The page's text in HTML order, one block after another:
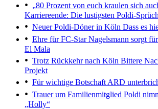
„80 Prozent von euch kraulen sich
Karriereende: Die lustigsten Poldi-
Neuer Poldi-Döner in Köln Dass es
Ehre für FC-StarNagelsmann sorgt
El Mala
Trotz Rückkehr nach Köln Bittere
Projekt
Für wichtige Botschaft ARD
Trauer um Familienmitglied Poldi
„Holly“